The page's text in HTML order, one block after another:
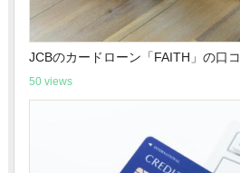
JCBのカードローン「FAITH」の口
50 views